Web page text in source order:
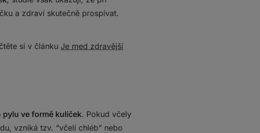
a zdraví skutečně prospívat.
si v článku Je med zdravější
pylu ve formě kuliček. Pokud včely
vzniká tzv. “včelí chléb” nebo